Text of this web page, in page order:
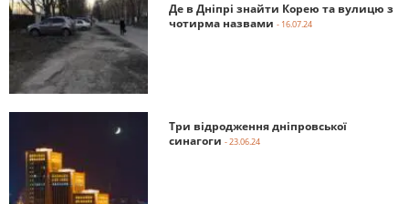
Де в Дніпрі знайти Корею та вулицю з
чотирма назвами - 16.07.24
Три відродження дніпровської
синагоги - 23.06.24